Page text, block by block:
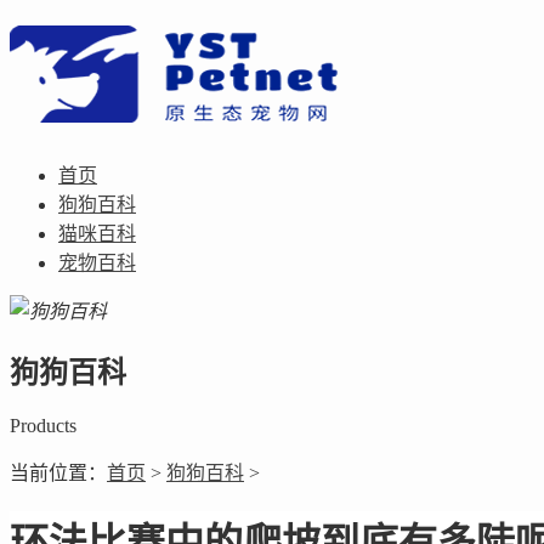
首页
狗狗百科
猫咪百科
宠物百科
狗狗百科
Products
当前位置： 首页 > 狗狗百科 >